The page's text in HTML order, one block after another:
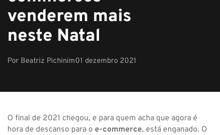
venderem mais
neste Natal
Por Beatriz Pichinim01 dezembro 2021
O final de 2021 chegou, e para quem acha que agora é
hora de descanso para o e-commerce, está enganado. O